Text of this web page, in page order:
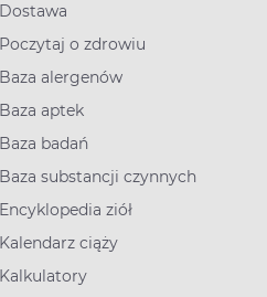
Dostawa
Poczytaj o zdrowiu
Baza alergenów
Baza aptek
Baza badań
Baza substancji czynnych
Encyklopedia ziół
Kalendarz ciąży
Kalkulatory